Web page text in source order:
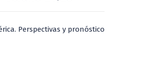
Perspectivas y pronóstico